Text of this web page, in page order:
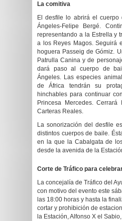
La comitiva
El desfile lo abrirá el
Ángeles-Felipe Bergé.
representando a la Estrella y
a los Reyes Magos. Seguirá
hoguera Passeig de Gómiz.
Patrulla Canina y de
dará paso al cuerpo de
Ángeles. Las especies
de África tendrán su
hinchables para continuar
Princesa Mercedes.
Carteras Reales.
La sonorización del desfile
distintos cuerpos de baile.
en la que la Cabalgata de
desde la avenida de la
Corte de Tráfico para
La concejalía de Tráfico del
con motivo del evento este
las 18:00 horas y hasta la
cortar y prohibición de
la Estación, Alfonso X el